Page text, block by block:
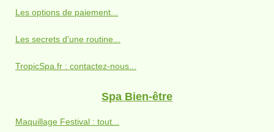
Les options de paiement...
Les secrets d'une routine...
TropicSpa.fr : contactez-nous...
Spa Bien-être
Maquillage Festival : tout...